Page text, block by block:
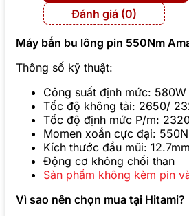
Đánh giá (0)
Máy bắn bu lông pin 550Nm
Thông số kỹ thuật:
Công suất định mức: 580W
Tốc độ không tải: 2650/
Tốc độ định mức P/m:
Momen xoắn cực đại:
Kích thước đầu mũi:
Động cơ không chổi than
Sản phẩm không kèm pin
Vì sao nên chọn mua tại Hitami?